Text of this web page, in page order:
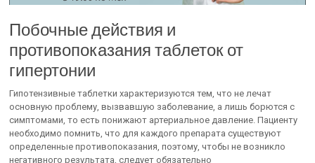
Побочные действия и
противопоказания таблеток от
гипертонии
Гипотензивные таблетки характеризуются тем, что не лечат
основную проблему, вызвавшую заболевание, а лишь борются с
симптомами, то есть понижают артериальное давление. Пациенту
необходимо помнить, что для каждого препарата существуют
определенные противопоказания, поэтому, чтобы не возникло
негативного результата, следует обязательно